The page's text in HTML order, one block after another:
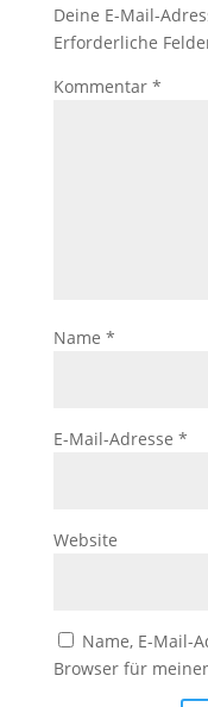
Deine E-Mail-
Erforderliche
Kommentar *
Name *
E-Mail-Adresse *
Website
Name, E-Mail-
Browser für